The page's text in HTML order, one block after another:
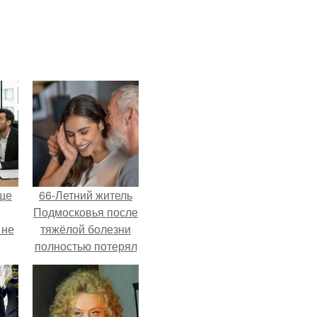
66-Летний житель
Подмосковья после
тяжёлой болезни
полностью потерял
потенцию, но
решил
восстановить